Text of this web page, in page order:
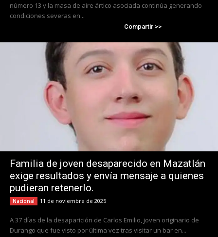
número 13 y la masa de aire ártico asociada continúa generando
condiciones severas en...
Compartir >>
Familia de joven desaparecido en Mazatlán
exige resultados y envía mensaje a quienes
pudieran retenerlo.
Nacional 11 de noviembre de 2025
A 37 días de la desaparición de Carlos Emilio, joven originario de
Durango que fue visto por última vez tras visitar un bar en...